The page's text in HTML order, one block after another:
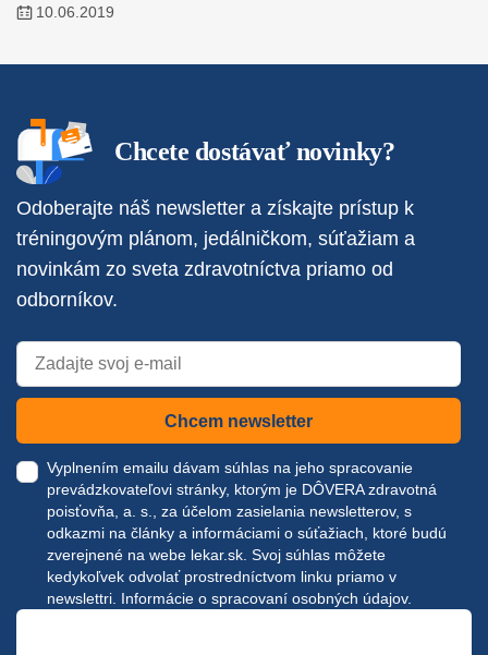
10.06.2019
Chcete dostávať novinky?
Odoberajte náš newsletter a získajte prístup k
tréningovým plánom, jedálničkom, súťažiam a
novinkám zo sveta zdravotníctva priamo od
odborníkov.
Chcem newsletter
Vyplnením emailu dávam súhlas na jeho spracovanie
prevádzkovateľovi stránky, ktorým je DÔVERA zdravotná
poisťovňa, a. s., za účelom zasielania newsletterov, s
odkazmi na články a informáciami o súťažiach, ktoré budú
zverejnené na webe lekar.sk. Svoj súhlas môžete
kedykoľvek odvolať prostredníctvom linku priamo v
newslettri. Informácie o spracovaní osobných údajov.